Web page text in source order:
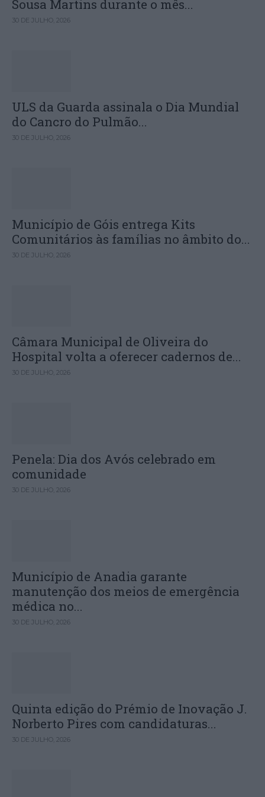
Sousa Martins durante o mês...
30 DE JULHO, 2026
ULS da Guarda assinala o Dia Mundial
do Cancro do Pulmão...
30 DE JULHO, 2026
Município de Góis entrega Kits
Comunitários às famílias no âmbito do...
30 DE JULHO, 2026
Câmara Municipal de Oliveira do
Hospital volta a oferecer cadernos de...
30 DE JULHO, 2026
Penela: Dia dos Avós celebrado em
comunidade
30 DE JULHO, 2026
Município de Anadia garante
manutenção dos meios de emergência
médica no...
30 DE JULHO, 2026
Quinta edição do Prémio de Inovação J.
Norberto Pires com candidaturas...
30 DE JULHO, 2026